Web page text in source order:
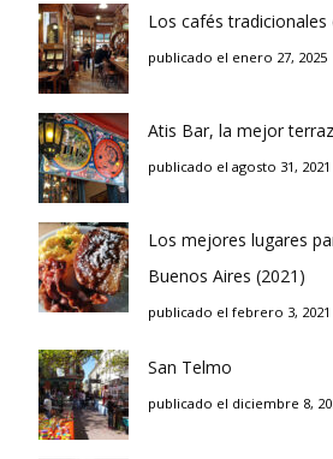
Los cafés tradicionales
publicado el enero 27, 2025
Atis Bar, la mejor
publicado el agosto 31, 2021
Los mejores lugares
Buenos Aires (2021)
publicado el febrero 3, 2021
San Telmo
publicado el diciembre 8,